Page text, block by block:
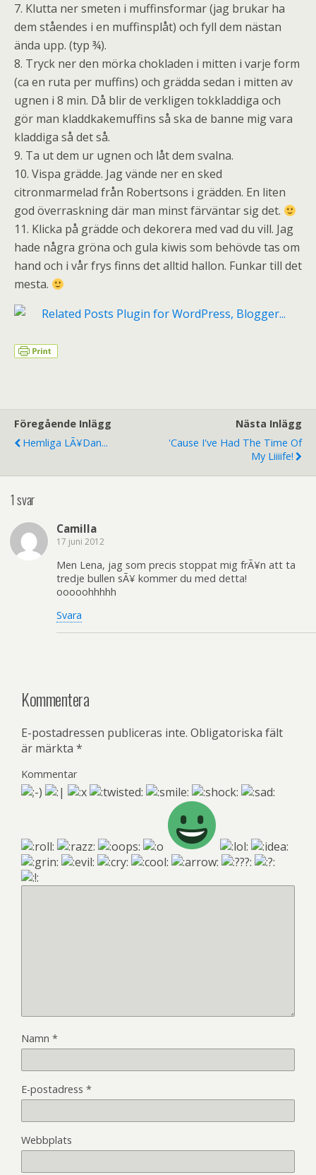
7. Klutta ner smeten i muffinsformar (jag brukar ha
dem ståendes i en muffinsplåt) och fyll dem nästan
ända upp. (typ ¾).
8. Tryck ner den mörka chokladen i mitten i varje form
(ca en ruta per muffins) och grädda sedan i mitten av
ugnen i 8 min. Då blir de verkligen tokkladdiga och
gör man kladdkakemuffins så ska de banne mig vara
kladdiga så det så.
9. Ta ut dem ur ugnen och låt dem svalna.
10. Vispa grädde. Jag vände ner en sked
citronmarmelad från Robertsons i grädden. En liten
god överraskning där man minst färväntar sig det.
11. Klicka på grädde och dekorera med vad du vill. Jag
hade några gröna och gula kiwis som behövde tas om
hand och i vår frys finns det alltid hallon. Funkar till det
mesta.
Föregående Inlägg
Hemliga LÃ¥dan...
Nästa Inlägg
'Cause I've Had The Time Of
My Liiiife!
1 svar
Camilla
17 juni 2012
Men Lena, jag som precis stoppat mig frÃ¥n att ta
tredje bullen sÃ¥ kommer du med detta!
ooooohhhhh
Svara
Kommentera
E-postadressen publiceras inte. Obligatoriska fält
är märkta *
Kommentar
Namn *
E-postadress *
Webbplats